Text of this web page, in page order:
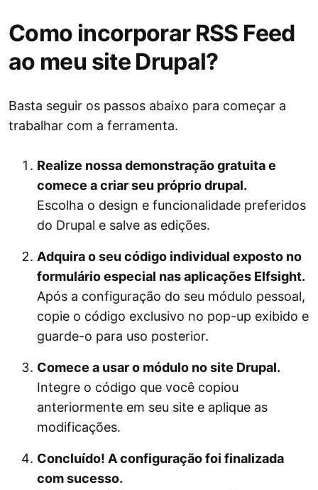
Como incorporar RSS Feed
ao meu site Drupal?
Basta seguir os passos abaixo para começar a
trabalhar com a ferramenta.
Realize nossa demonstração gratuita e
comece a criar seu próprio drupal.
Escolha o design e funcionalidade preferidos
do Drupal e salve as edições.
Adquira o seu código individual exposto no
formulário especial nas aplicações Elfsight.
Após a configuração do seu módulo pessoal,
copie o código exclusivo no pop-up exibido e
guarde-o para uso posterior.
Comece a usar o módulo no site Drupal.
Integre o código que você copiou
anteriormente em seu site e aplique as
modificações.
Concluído! A configuração foi finalizada
com sucesso.